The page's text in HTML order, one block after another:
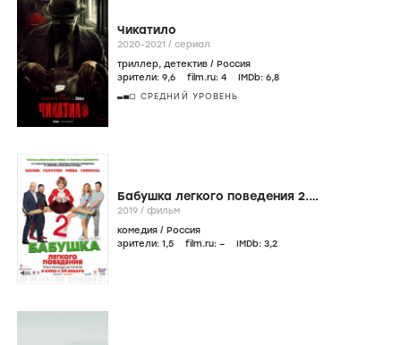
Чикатило
2020-2021 / сериал
триллер, детектив / Россия
зрители: 9,6 film.ru: 4 IMDb: 6,8
СРЕДНИЙ УРОВЕНЬ
Бабушка легкого поведения 2.
Престарелые Мстители
2019 / фильм
комедия / Россия
зрители: 1,5 film.ru: – IMDb: 3,2